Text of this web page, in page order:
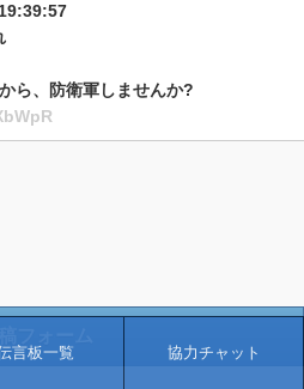
ら、防衛軍しませんか?
言板一覧 協力チャット